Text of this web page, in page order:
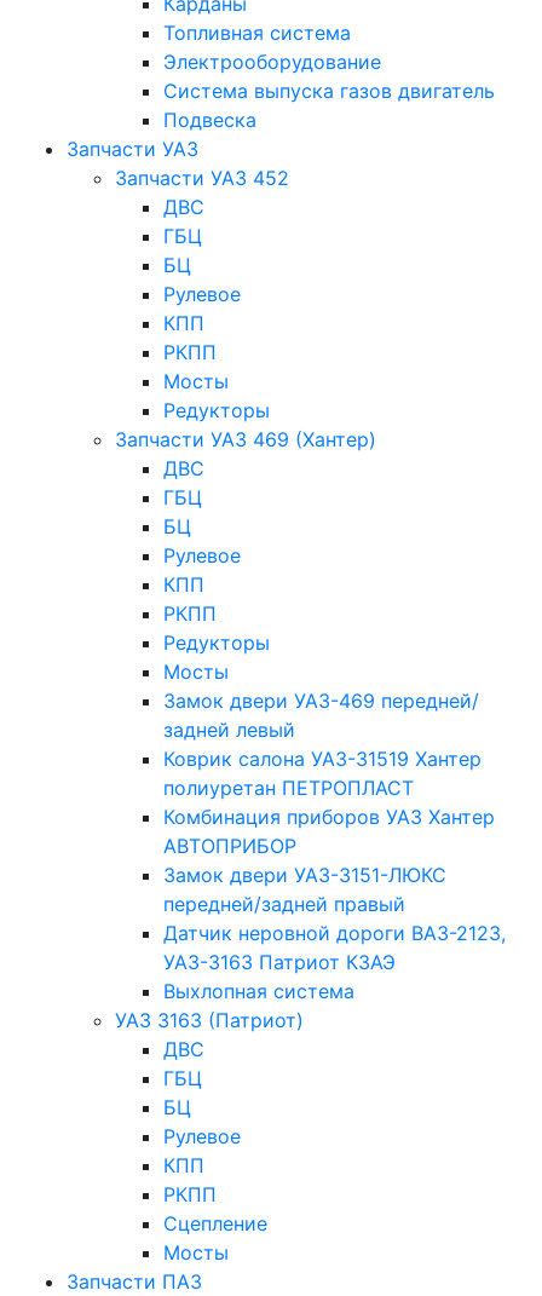
Топливная система
Электрооборудование
Система выпуска газов двигатель
Подвеска
Запчасти УАЗ
Запчасти УАЗ 452
ДВС
ГБЦ
БЦ
Рулевое
КПП
РКПП
Мосты
Редукторы
Запчасти УАЗ 469 (Хантер)
ДВС
ГБЦ
БЦ
Рулевое
КПП
РКПП
Редукторы
Мосты
Замок двери УАЗ-469 передней/
задней левый
Коврик салона УАЗ-31519 Хантер
полиуретан ПЕТРОПЛАСТ
Комбинация приборов УАЗ Хантер
АВТОПРИБОР
Замок двери УАЗ-3151-ЛЮКС
передней/задней правый
Датчик неровной дороги ВАЗ-2123,
УАЗ-3163 Патриот КЗАЭ
Выхлопная система
УАЗ 3163 (Патриот)
ДВС
ГБЦ
БЦ
Рулевое
КПП
РКПП
Сцепление
Мосты
Запчасти ПАЗ